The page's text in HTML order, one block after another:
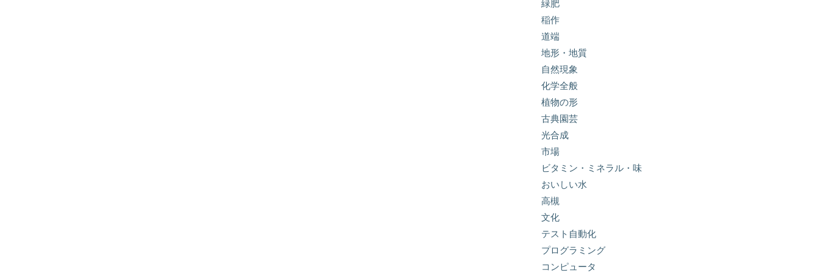
緑肥
稲作
道端
地形・地質
自然現象
化学全般
植物の形
古典園芸
光合成
市場
ビタミン・ミネラル・味
おいしい水
高槻
文化
テスト自動化
プログラミング
コンピュータ